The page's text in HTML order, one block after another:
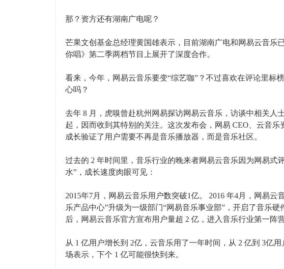
那？资方还有湖南广电呢？
芒果文创基金总经理黄国雄表示，目前湖南广电和网易云音乐
你唱》第二季两档节目上展开了深度合作。
看来，今年，网易云音乐要变“综艺咖”？不过喜欢在评论里标
心吗？
去年 8 月，虎嗅曾赴杭州网易探访网易云音乐，访谈中相关人
起，因而收到其特别的关注。这次发布会，网易 CEO、云音
成长验证了用户需要不再是音乐播放器，而是音乐社区。
过去的 2 年时间里，音乐行业的晚来者网易云音乐因为网易式
水”，成长速度肉眼可见：
2015年7月，网易云音乐用户数突破1亿。 2016 年4月，网易
乐产品中心”升级为一级部门“网易音乐事业部”，开启了音乐
后，网易云音乐官方宣布用户量超 2 亿，进入音乐行业第一阵营
从 1 亿用户增长到 2亿，云音乐用了一年时间，从 2 亿到 3亿
场表示，下个 1 亿可能很快到来。